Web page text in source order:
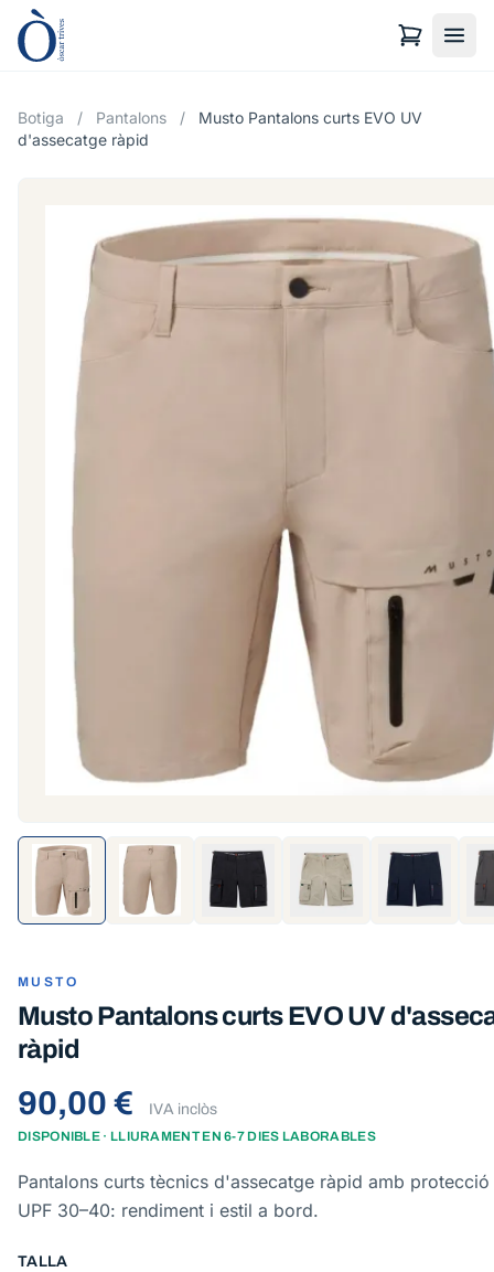
Botiga / Pantalons /
Musto Pantalons curts EVO UV
d'assecatge ràpid
MUSTO
Musto Pantalons curts EVO UV
ràpid
90,00 € IVA inclòs
DISPONIBLE · LLIURAMENT EN 6-7 DIES LABORABLES
Pantalons curts tècnics d'assecatge ràpid amb
UPF 30–40: rendiment i estil a bord.
TALLA